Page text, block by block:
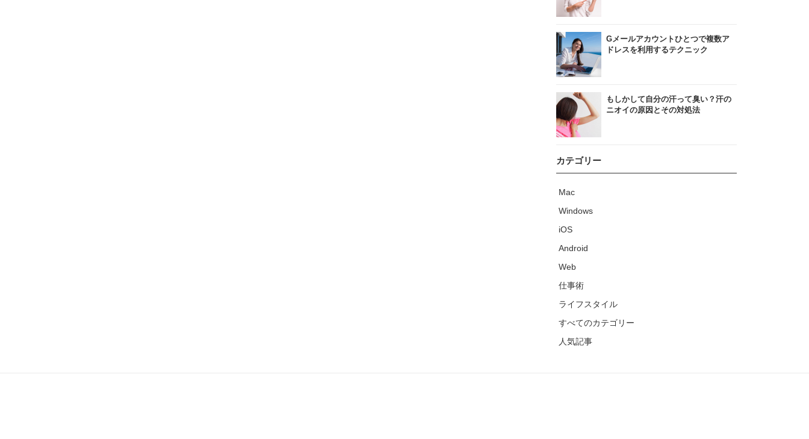
Gメールアカウントひとつで複数ア
ドレスを利用するテクニック
もしかして自分の汗って臭い？汗の
ニオイの原因とその対処法
カテゴリー
Mac
Windows
iOS
Android
Web
仕事術
ライフスタイル
すべてのカテゴリー
人気記事